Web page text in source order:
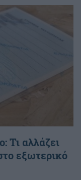
Τι αλλάζει
εξωτερικό